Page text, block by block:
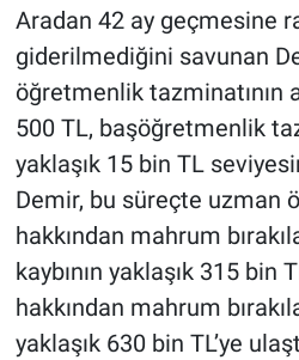
Aradan 42 ay geçmesine
giderilmediğini savunan
öğretmenlik tazminatının
500 TL, başöğretmenlik
yaklaşık 15 bin TL
Demir, bu süreçte uzman
hakkından mahrum
kaybının yaklaşık 315 bin
hakkından mahrum
yaklaşık 630 bin TL’ye